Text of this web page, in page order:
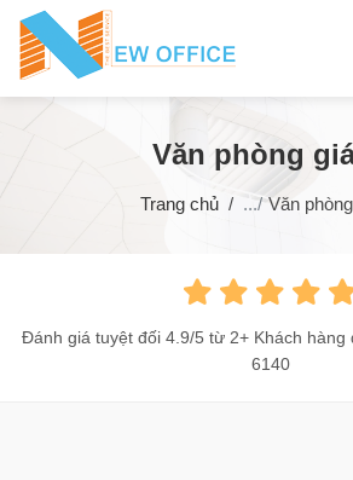
Văn phòng
Trang chủ Văn
Đánh giá tuyệt đối 4.9/5 từ 2+ Khách hàng
6140